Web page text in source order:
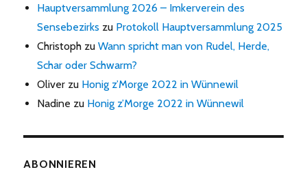
Hauptversammlung 2026 – Imkerverein des
Sensebezirks zu Protokoll Hauptversammlung 2025
Christoph zuWann spricht man von Rudel, Herde,
Schar oder Schwarm?
Oliver zu Honig z’Morge 2022 in Wünnewil
Nadine zu Honig z’Morge 2022 in Wünnewil
ABONNIEREN